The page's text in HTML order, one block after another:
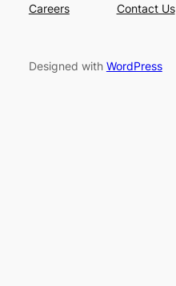
Careers
Contact Us
Designed with WordPress